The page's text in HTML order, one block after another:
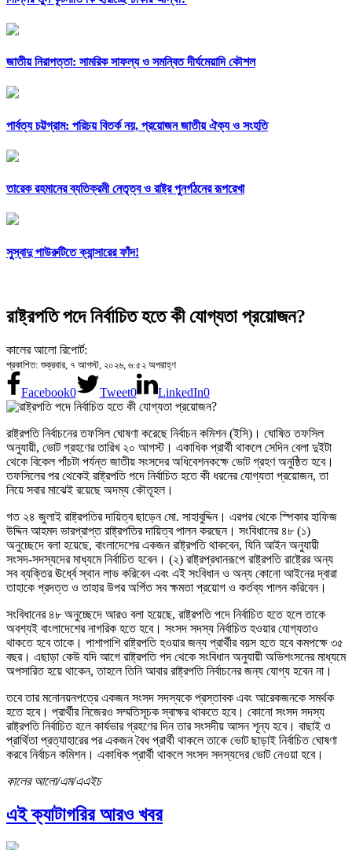
জাতীয় নিরাপত্তা: সামরিক সাফল্য ও সমন্বিত দীর্ঘমেয়াদি কৌশল
পার্বত্য চট্টগ্রাম: পরিচয় বিতর্ক নয়, প্রয়োজন জাতীয় ঐক্য ও সংহতি
তারেক রহমানের ব্যতিক্রমী নেতৃত্ব ও রাষ্ট্র পুনর্গঠনের রূপরেখা
সুস্বাদু পাউরুটিতে ক্যান্সারের ফাঁদ!
রাষ্ট্রপতি পদে নির্বাচিত হতে কী যোগ্যতা প্রয়োজন?
কালের আলো রিপোর্ট:
প্রকাশিত: শুক্রবার, ৭ আগস্ট, ২০২৬, ৬:৫২ অপরাহ্ণ
Facebook0 Tweet0 LinkedIn0
রাষ্ট্রপতি নির্বাচনের তফসিল ঘোষণা করেছে নির্বাচন কমিশন (ইসি)। ঘোষিত তফসিল
অনুযায়ী, ভোট গ্রহণের তারিখ ২০ আগস্ট। একাধিক প্রার্থী থাকলে সেদিন বেলা দুইটা
থেকে বিকেল পাঁচটা পর্যন্ত জাতীয় সংসদের অধিবেশনকক্ষে ভোট গ্রহণ অনুষ্ঠিত হবে।
তফসিলের পর থেকেই রাষ্ট্রপতি পদে নির্বাচিত হতে কী ধরনের যোগ্যতা প্রয়োজন, তা
নিয়ে সবার মাঝেই রয়েছে অদম্য কৌতূহল।
গত ২৪ জুলাই রাষ্ট্রপতির দায়িত্ব ছাড়েন মো. সাহাবুদ্দিন। এরপর থেকে স্পিকার হাফিজ
উদ্দিন আহমদ ভারপ্রাপ্ত রাষ্ট্রপতির দায়িত্ব পালন করছেন। সংবিধানের ৪৮ (১)
অনুচ্ছেদে বলা হয়েছে, বাংলাদেশের একজন রাষ্ট্রপতি থাকবেন, যিনি আইন অনুযায়ী
সংসদ-সদস্যদের মাধ্যমে নির্বাচিত হবেন। (২) রাষ্ট্রপ্রধানরূপে রাষ্ট্রপতি রাষ্ট্রের অন্য
সব ব্যক্তির ঊর্ধ্বে স্থান লাভ করিবেন এবং এই সংবিধান ও অন্য কোনো আইনের দ্বারা
তাহাকে প্রদত্ত ও তাহার উপর অর্পিত সব ক্ষমতা প্রয়োগ ও কর্তব্য পালন করিবেন।
সংবিধানের ৪৮ অনুচ্ছেদে আরও বলা হয়েছে, রাষ্ট্রপতি পদে নির্বাচিত হতে হলে তাকে
অবশ্যই বাংলাদেশের নাগরিক হতে হবে। সংসদ সদস্য নির্বাচিত হওয়ার যোগ্যতাও
থাকতে হবে তাকে। পাশাপাশি রাষ্ট্রপতি হওয়ার জন্য প্রার্থীর বয়স হতে হবে কমপক্ষে ৩৫
বছর। এছাড়া কেউ যদি আগে রাষ্ট্রপতি পদ থেকে সংবিধান অনুযায়ী অভিশংসনের মাধ্যমে
অপসারিত হয়ে থাকেন, তাহলে তিনি আবার রাষ্ট্রপতি নির্বাচনের জন্য যোগ্য হবেন না।
তবে তার মনোনয়নপত্রে একজন সংসদ সদস্যকে প্রস্তাবক এবং আরেকজনকে সমর্থক
হতে হবে। প্রার্থীর নিজেরও সম্মতিসূচক স্বাক্ষর থাকতে হবে। কোনো সংসদ সদস্য
রাষ্ট্রপতি নির্বাচিত হলে কার্যভার গ্রহণের দিন তার সংসদীয় আসন শূন্য হবে। বাছাই ও
প্রার্থিতা প্রত্যাহারের পর একজন বৈধ প্রার্থী থাকলে তাকে ভোট ছাড়াই নির্বাচিত ঘোষণা
করবে নির্বাচন কমিশন। একাধিক প্রার্থী থাকলে সংসদ সদস্যদের ভোট নেওয়া হবে।
কালের আলো/এম/এএইচ
এই ক্যাটাগরির আরও খবর